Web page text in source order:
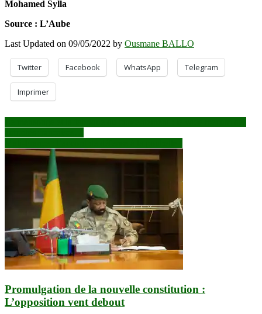
Mohamed Sylla
Source : L’Aube
Last Updated on 09/05/2022 by Ousmane BALLO
Twitter Facebook WhatsApp Telegram
Imprimer
Navigation
de
l’article
Promulgation de la nouvelle constitution :
L’opposition vent debout